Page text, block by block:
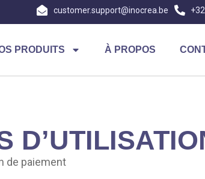
customer.support@inocrea.be
PRODUITS À PROPOS
de paiement